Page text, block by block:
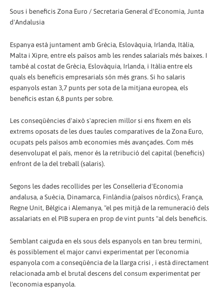
Sous i beneficis Zona Euro / Secretaria General d'Economia, Junta
d'Andalusia
Espanya està juntament amb Grècia, Eslovàquia, Irlanda, Itàlia,
Malta i Xipre, entre els països amb les rendes salarials més baixes. I
també al costat de Grècia, Eslovàquia, Irlanda, i Itàlia entre els
quals els beneficis empresarials són més grans. Si ho salaris
espanyols estan 3,7 punts per sota de la mitjana europea, els
beneficis estan 6,8 punts per sobre.
Les conseqüències d'això s'aprecien millor si ens fixem en els
extrems oposats de les dues taules comparatives de la Zona Euro,
ocupats pels països amb economies més avançades. Com més
desenvolupat el país, menor és la retribució del capital (beneficis)
enfront de la del treball (salaris).
Segons les dades recollides per les Conselleria d'Economia
andalusa, a Suècia, Dinamarca, Finlàndia (països nòrdics), França,
Regne Unit, Bèlgica i Alemanya, "el pes mitjà de la remuneració dels
assalariats en el PIB supera en prop de vint punts "al dels beneficis.
Semblant caiguda en els sous dels espanyols en tan breu termini,
és possiblement el major canvi experimentat per l'economia
espanyola com a conseqüència de la llarga crisi , i està directament
relacionada amb el brutal descens del consum experimentat per
l'economia espanyola.